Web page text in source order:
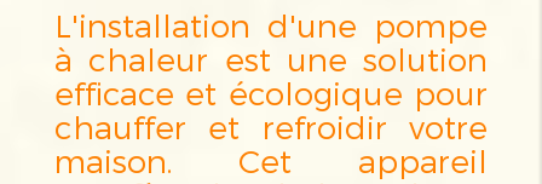
L'installation d'une pompe
à chaleur est une solution
efficace et écologique pour
chauffer et refroidir votre
maison. Cet appareil